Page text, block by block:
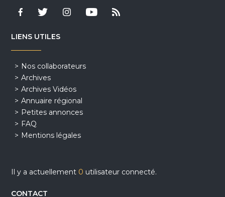
LIENS UTILES
Nos collaborateurs
Archives
Archives Vidéos
Annuaire régional
Petites annonces
FAQ
Mentions légales
Il y a actuellement 0 utilisateur connecté.
CONTACT